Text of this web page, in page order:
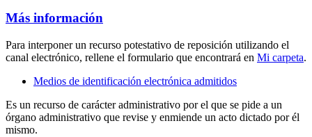
Más información
Para interponer un recurso potestativo de reposición utilizando el
canal electrónico, rellene el formulario que encontrará en Mi carpeta.
Medios de identificación electrónica admitidos
Es un recurso de carácter administrativo por el que se pide a un
órgano administrativo que revise y enmiende un acto dictado por él
mismo.